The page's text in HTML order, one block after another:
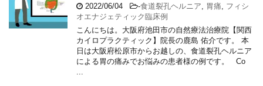
2022/06/04 -食道裂孔ヘルニア, 胃痛, フィシ
オエナジェティック臨床例
こんにちは。大阪府池田市の自然療法治療院【関西
カイロプラクティック】院長の鹿島 佑介です。 本
日は大阪府松原市からお越しの、食道裂孔ヘルニア
による胃の痛みでお悩みの患者様の例です。 Co
...